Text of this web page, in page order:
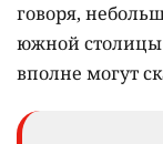
говоря,
южной
вполне могут